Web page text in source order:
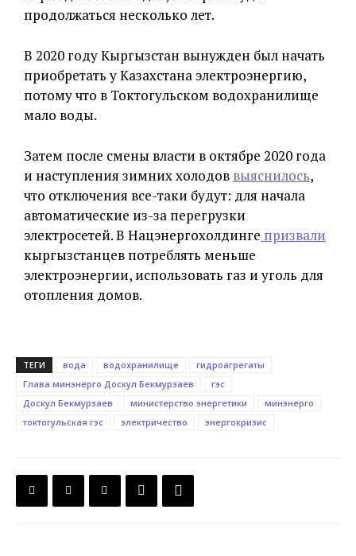
продолжаться несколько лет.
В 2020 году Кыргызстан вынужден был начать
приобретать у Казахстана электроэнергию,
потому что в Токтогульском водохранилище
мало воды.
Затем после смены власти в октябре 2020 года
и наступления зимних холодов выяснилось,
что отключения все-таки будут: для начала
автоматические из-за перегрузки
электросетей. В Нацэнергохолдинге призвали
кыргызстанцев потреблять меньше
электроэнергии, использовать газ и уголь для
отопления домов.
ТЕГИ вода водохранилище
гидроагрегаты
Глава минэнерго Доскул Бекмурзаев
гэс
Доскул Бекмурзаев
министерство энергетики
минэнерго
токтогульская гэс
электричество энергокризис